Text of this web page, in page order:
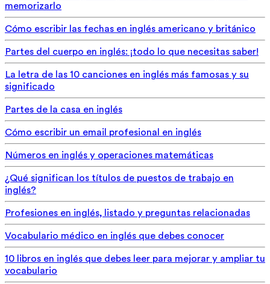
memorizarlo
Cómo escribir las fechas en inglés americano y británico
Partes del cuerpo en inglés: ¡todo lo que necesitas saber!
La letra de las 10 canciones en inglés más famosas y su
significado
Partes de la casa en inglés
Cómo escribir un email profesional en inglés
Números en inglés y operaciones matemáticas
¿Qué significan los títulos de puestos de trabajo en
inglés?
Profesiones en inglés, listado y preguntas relacionadas
Vocabulario médico en inglés que debes conocer
10 libros en inglés que debes leer para mejorar y ampliar tu
vocabulario